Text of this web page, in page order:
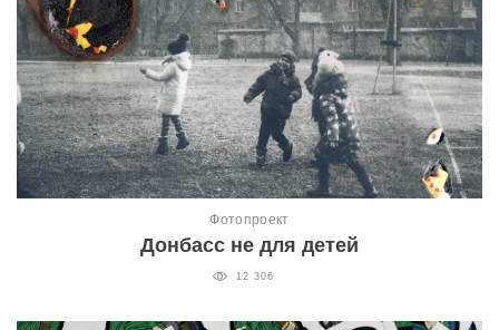
Фотопроект
Донбасс не для детей
12 306